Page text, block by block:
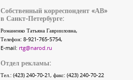
Собственный корреспондент «АВ»
в Санкт-Петербурге:
Романенко Татьяна Гаврииловна,
Телефон: 8-921-765-5754,
E-mail: rtg@narod.ru
Отдел рекламы:
Тел.: (423) 240-70-21, факс: (423) 240-70-22